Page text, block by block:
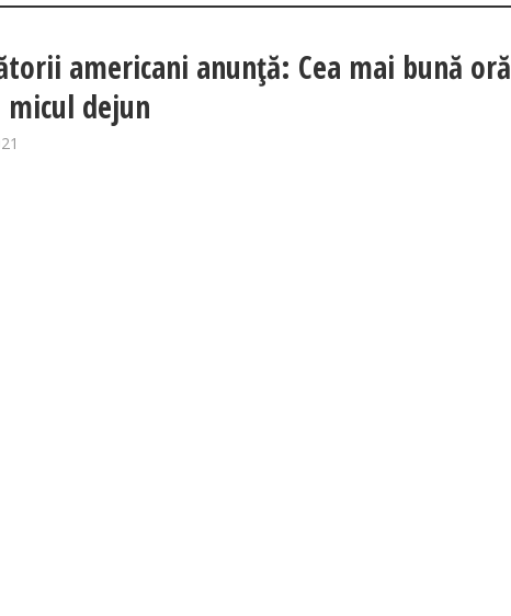
americani anunță: Cea mai bună oră
dejun